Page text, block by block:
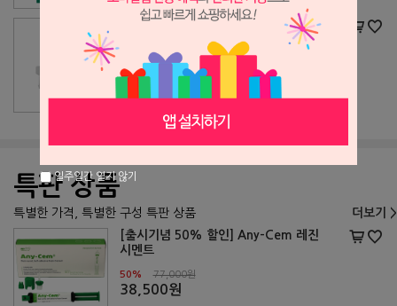
덴티안 근관주입 팁 커브형
17% 18,000원
15,000원
특판 상품
특별한 가격, 특별한 구성 특판 상품
더보기 >
[출시기념 50% 할인] Any-Cem 레진
시멘트
50% 77,000원
38,500원
일주일간 열지 않기